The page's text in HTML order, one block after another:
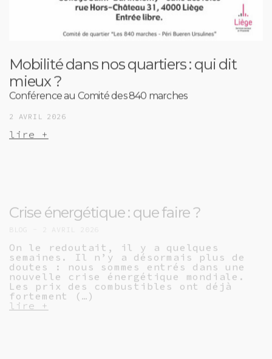
mieux ?
Conférence au Comité des 840 marches
lire +
semaines. Il n’y a désormais plus de
doutes : nous sommes entrés dans une
nouvelle crise énergétique mondiale.
fortement (…)
lire +
Un an après le « nouveau réseau » TEC,